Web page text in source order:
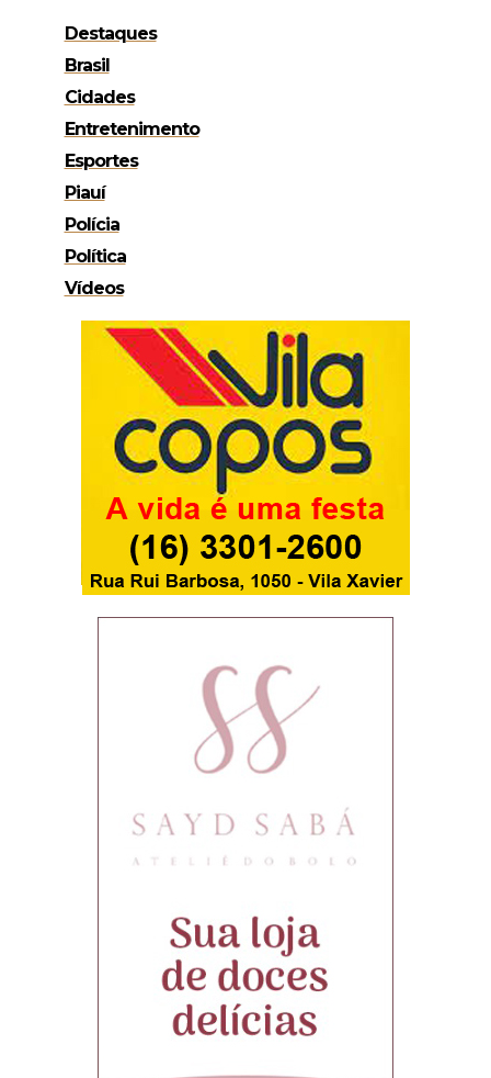
Destaques
Brasil
Cidades
Entretenimento
Esportes
Piauí
Polícia
Política
Vídeos